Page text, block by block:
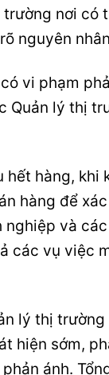
nơi có
nguyên
vi phạm
Quản lý thị
hết hàng, khi
hàng để
nghiệp và
các vụ việc
lý thị
hiện sớm,
ánh.